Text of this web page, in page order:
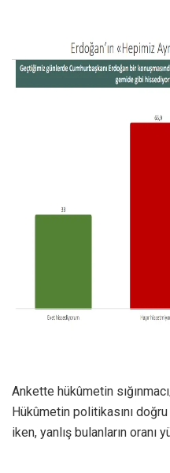
Ankette hükûmetin
Hükûmetin politikasını
iken, yanlış bulanların oranı